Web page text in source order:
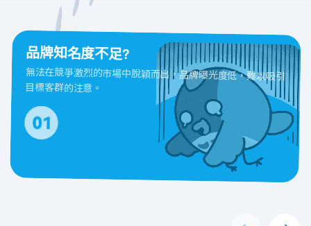
品牌知名度不足?
無法在競爭激烈的市場中脫穎而出，品牌曝光度低，難以吸引
目標客群的注意。